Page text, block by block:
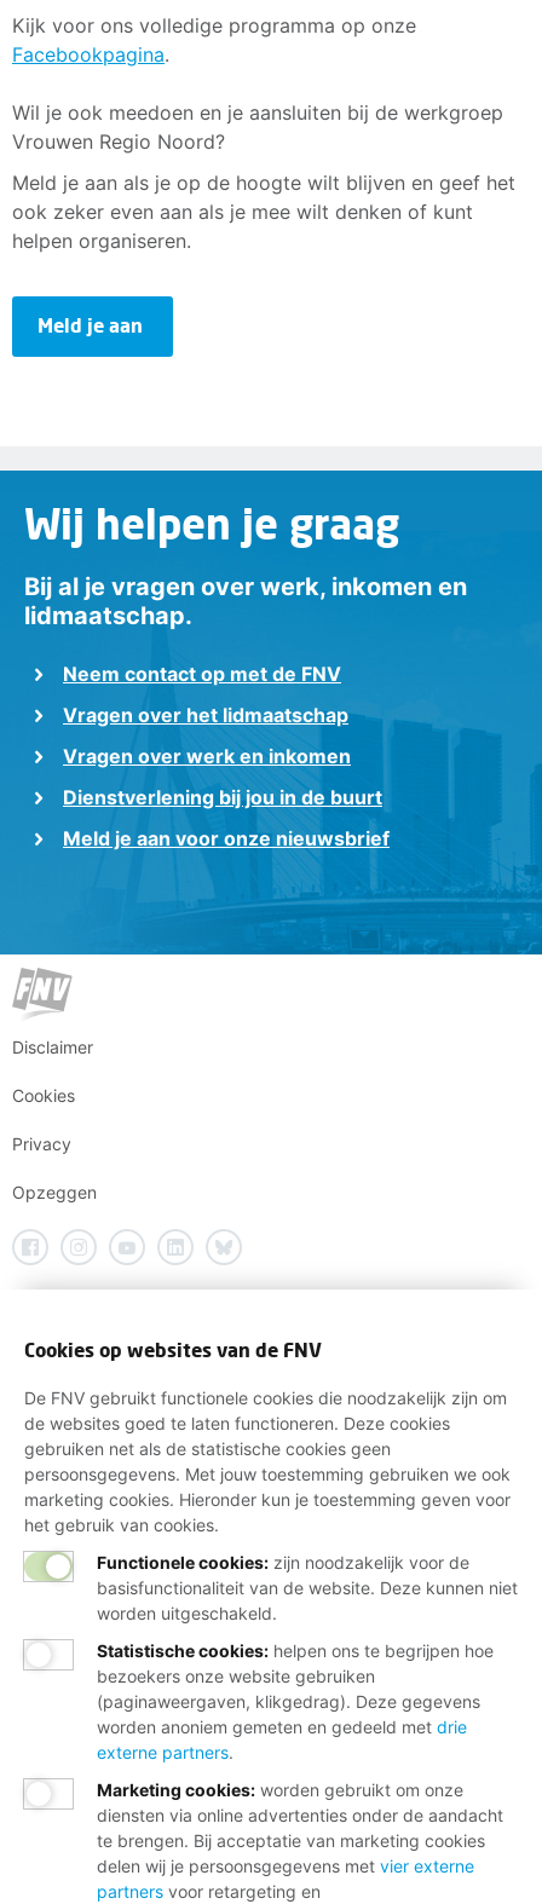
Kijk voor ons volledige programma op onze
Facebookpagina.
Wil je ook meedoen en je aansluiten bij de werkgroep
Vrouwen Regio Noord?
Meld je aan als je op de hoogte wilt blijven en geef het
ook zeker even aan als je mee wilt denken of kunt
helpen organiseren.
​Meld je aan
Wij helpen je graag
Bij al je vragen over werk, inkomen en
lidmaatschap.
Neem contact op met de FNV
Vragen over het lidmaatschap
Vragen over werk en inkomen
Dienstverlening bij jou in de buurt
Meld je aan voor onze nieuwsbrief
Disclaimer
Cookies
Privacy
Opzeggen
Cookies op websites van de FNV
De FNV gebruikt functionele cookies die noodzakelijk zijn om
de websites goed te laten functioneren. Deze cookies
gebruiken net als de statistische cookies geen
persoonsgegevens. Met jouw toestemming gebruiken we ook
marketing cookies. Hieronder kun je toestemming geven voor
het gebruik van cookies.
Functionele cookies: zijn noodzakelijk voor de
basisfunctionaliteit van de website. Deze kunnen niet
worden uitgeschakeld.
Statistische cookies: helpen ons te begrijpen hoe
bezoekers onze website gebruiken
(paginaweergaven, klikgedrag). Deze gegevens
worden anoniem gemeten en gedeeld met drie
externe partners.
Marketing cookies: worden gebruikt om onze
diensten via online advertenties onder de aandacht
te brengen. Bij acceptatie van marketing cookies
delen wij je persoonsgegevens met vier externe
partners voor retargeting en